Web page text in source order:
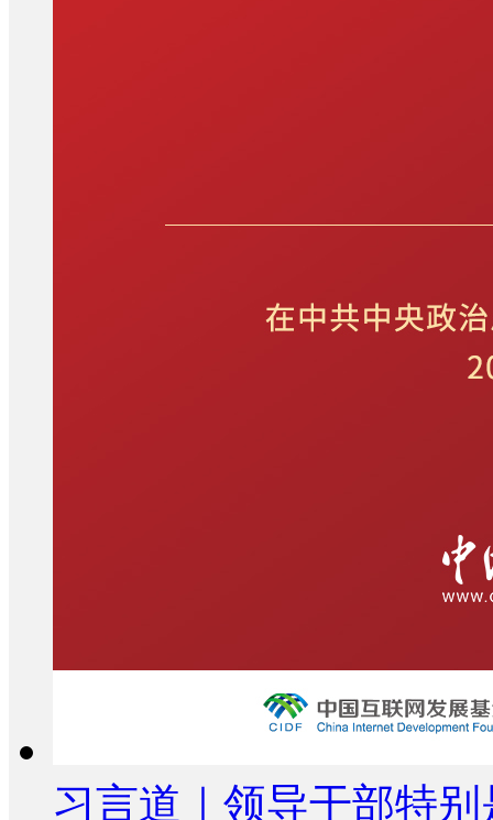
习言道｜领导干部特